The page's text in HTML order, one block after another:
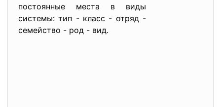
постоянные места в виды
системы: тип - класс - отряд -
семейство - род - вид.